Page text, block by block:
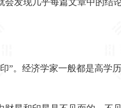
发现几乎每篇文章中的结
”。经济学家一般都是高学